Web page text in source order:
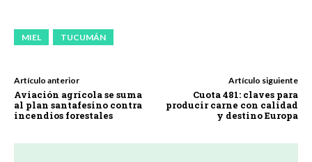
MIEL TUCUMÁN
Artículo anterior
Aviación agrícola se suma
al plan santafesino contra
incendios forestales
Artículo siguiente
Cuota 481: claves para
producir carne con calidad
y destino Europa